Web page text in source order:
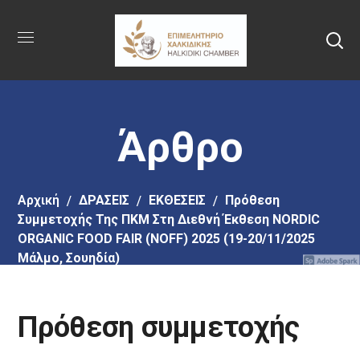
στο
περιεχόμενο
Άρθρο
Αρχική ΔΡΑΣΕΙΣ ΕΚΘΕΣΕΙΣ
Πρόθεση
Συμμετοχής Της ΠΚΜ Στη Διεθνή Έκθεση NORDIC
ORGANIC FOOD FAIR (NOFF) 2025 (19-20/11/2025
Μάλμο, Σουηδία)
Πρόθεση συμμετοχής